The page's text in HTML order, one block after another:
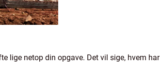
lige netop din opgave. Det vil sige, hvem har